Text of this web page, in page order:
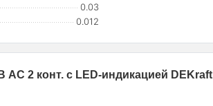
0.03
0.012
2 конт. с LED-индикацией DEKraft